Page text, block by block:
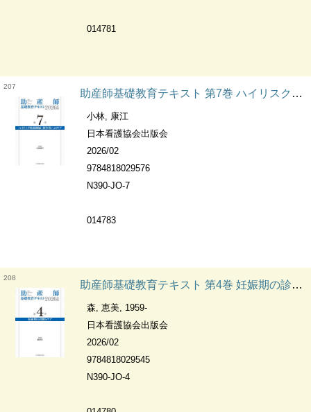
014781
207
助産師基礎教育テキスト 第7巻 ハイリスク妊産褥婦・新生児へのケア Basic Education of Midwife.
小林, 康江
日本看護協会出版会
2026/02
9784818029576
N390-JO-7
014783
208
助産師基礎教育テキスト 第4巻 妊娠期の診断とケア Basic Education of Midwife.
森, 恵美, 1959-
日本看護協会出版会
2026/02
9784818029545
N390-JO-4